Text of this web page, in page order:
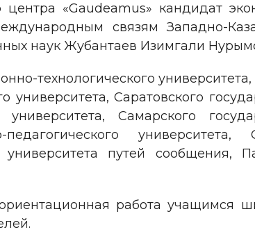
«Gaudeamus» кандидат
связям Западно-
наук Жубантаев Изимгали
технологического университета,
университета, Саратовского
Самарского
университета,
университета путей сообщения,
работа учащимся